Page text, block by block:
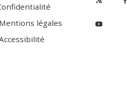
Mentions légales